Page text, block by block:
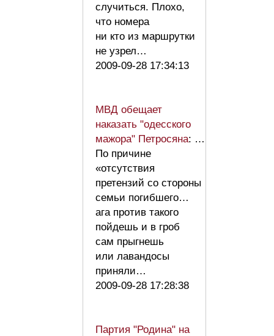
случиться. Плохо,
что номера
ни кто из маршрутки
не узрел…
2009-09-28 17:34:13
МВД обещает
наказать "одесского
мажора" Петросяна: …
По причине
«отсутствия
претензий со стороны
семьи погибшего…
ага против такого
пойдешь и в гроб
сам прыгнешь
или лавандосы
приняли…
2009-09-28 17:28:38
Партия "Родина" на